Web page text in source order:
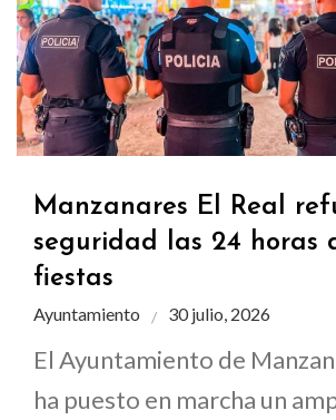
Manzanares El Real
seguridad las 24 horas
fiestas
Ayuntamiento 30 julio, 2026
El Ayuntamiento de
ha puesto en marcha un